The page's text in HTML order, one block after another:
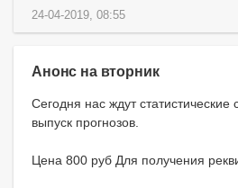
24-04-2019, 08:55
Анонс на вторник
Сегодня нас ждут статистические
выпуск прогнозов.
Цена 800 руб Для получения